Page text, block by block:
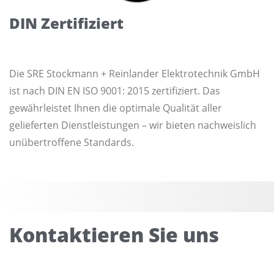
DIN Zertifiziert
Die SRE Stockmann + Reinlander Elektrotechnik GmbH
ist nach DIN EN ISO 9001: 2015 zertifiziert. Das
gewährleistet Ihnen die optimale Qualität aller
gelieferten Dienstleistungen – wir bieten nachweislich
unübertroffene Standards.
Kontaktieren Sie uns